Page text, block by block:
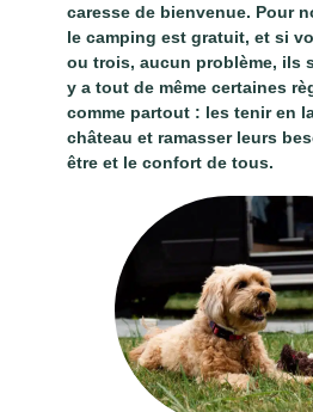
caresse de bienvenue. Pour
le camping est gratuit, et si
ou trois, aucun problème, ils
y a tout de même certaines
comme partout : les tenir en
château et ramasser leurs
être et le confort de tous.